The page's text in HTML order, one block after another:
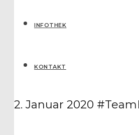
IN­FO­THEK
KONTAKT
2. Januar 2020